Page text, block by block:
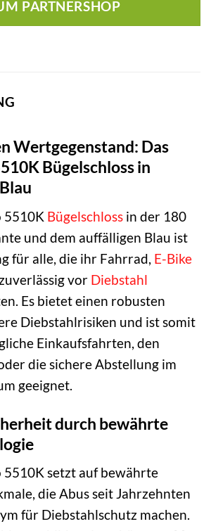
PARTNERSHOP
Wertgegenstand: Das
Bügelschloss in
5510K Bügelschloss in der 180
und dem auffälligen Blau ist
für alle, die ihr Fahrrad, E-Bike
vor Diebstahl
Es bietet einen robusten
Diebstahlrisiken und ist somit
Einkaufsfahrten, den
die sichere Abstellung im
geeignet.
durch bewährte
5510K setzt auf bewährte
die Abus seit Jahrzehnten
für Diebstahlschutz machen.